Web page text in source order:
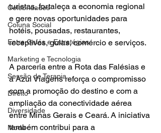
Celebridades
Coluna Social
Entre Cafés e Estratégias
Marketing e Tecnologia
Sessão de Terapia
Direito
Diversidade
Moda
turistas, fortaleça a economia regional
e gere novas oportunidades para
hotéis, pousadas, restaurantes,
receptivos, guias, comércio e serviços.
A parceria entre a Rota das Falésias e
a Azul Viagens reforça o compromisso
com a promoção do destino e com a
ampliação da conectividade aérea
entre Minas Gerais e Ceará. A iniciativa
também contribui para a